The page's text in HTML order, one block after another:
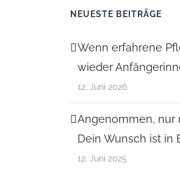
NEUESTE BEITRÄGE
Wenn erfahrene
wieder
12. Juni 2026
Angenommen, nur
Dein Wunsch ist in
12. Juni 2025